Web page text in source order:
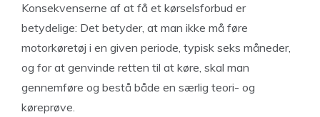
Konsekvenserne af at få et kørselsforbud er
betydelige: Det betyder, at man ikke må føre
motorkøretøj i en given periode, typisk seks måneder,
og for at genvinde retten til at køre, skal man
gennemføre og bestå både en særlig teori- og
køreprøve.